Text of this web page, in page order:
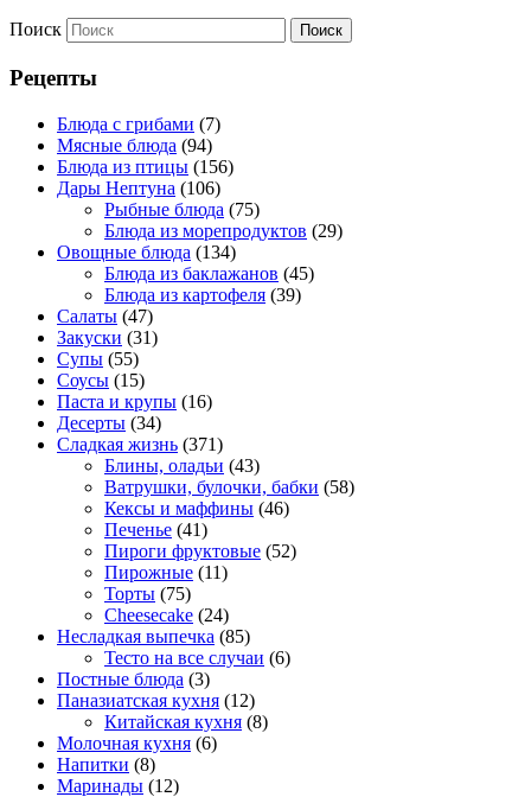
Поиск
Рецепты
Блюда с грибами (7)
Мясные блюда (94)
Блюда из птицы (156)
Дары Нептуна (106)
Рыбные блюда (75)
Блюда из морепродуктов (29)
Овощные блюда (134)
Блюда из баклажанов (45)
Блюда из картофеля (39)
Салаты (47)
Закуски (31)
Супы (55)
Соусы (15)
Паста и крупы (16)
Десерты (34)
Сладкая жизнь (371)
Блины, оладьи (43)
Ватрушки, булочки, бабки (58)
Кексы и маффины (46)
Печенье (41)
Пироги фруктовые (52)
Пирожные (11)
Торты (75)
Cheesecake (24)
Несладкая выпечка (85)
Тесто на все случаи (6)
Постные блюда (3)
Паназиатская кухня (12)
Китайская кухня (8)
Молочная кухня (6)
Напитки (8)
Маринады (12)